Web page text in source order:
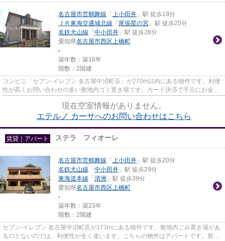
名古屋市営鶴舞線 「 上小田井 」駅 徒歩19分
ＪＲ東海交通城北線 「 尾張星の宮 」駅 徒歩25分
名鉄犬山線 「 中小田井 」駅 徒歩28分
愛知県名古屋市西区上橋町
-
築年数：築16年
階数：2階建
コンビニ「セブン‐イレブン 名古屋中沼町店」が270m以内にある物件です。利便
性が高くお問い合わせの多い敷地内ゴミ置き場です。カード決済で手元にお金が
現在空室情報がありません。
エテルノ カーサへのお問い合わせはこちら
賃貸｜アパート ステラ フィオーレ
名古屋市営鶴舞線 「 上小田井 」駅 徒歩20分
名鉄犬山線 「 中小田井 」駅 徒歩29分
東海道本線 「 清洲 」駅 徒歩39分
愛知県名古屋市西区上橋町
-
築年数：築23年
階数：2階建
セブン‐イレブン 名古屋中沼町店が173mにある物件です。敷地内ごみ置き場があ
るのとないのでは、利便性が全く違います。こちらの物件はアパートです。新着